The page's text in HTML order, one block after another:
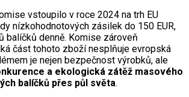
vstoupilo v roce 2024 na trh EU
nízkohodnotových zásilek do 150 EUR,
balíčků denně. Komise zároveň
část tohoto zboží nesplňuje evropská
je nejen bezpečnost výrobků, ale
a ekologická zátěž masového
balíčků přes půl světa.